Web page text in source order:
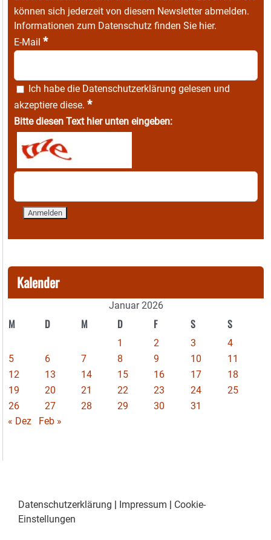
können sich jederzeit von diesem Newsletter abmelden.
Informationen zum Datenschutz finden Sie hier.
E-Mail *
Ich habe die Datenschutzerklärung gelesen und
akzeptiere diese. *
Bitte diesen Text hier unten eingeben:
Kalender
Januar 2026
M D M D F S S
1 2 3
4
5
6 7 8 9 10
11
12
13 14 15 16 17
18
19
20 21 22 23 24
25
26
27 28 29 30
31
« Dez
Feb »
Datenschutzerklärung | Impressum | Cookie-
Einstellungen